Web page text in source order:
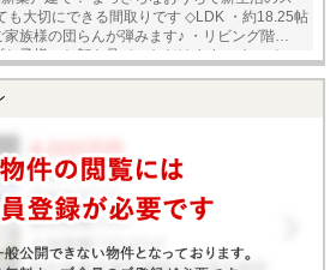
族様の団らんが弾みます♪ ・リビング階段
お子様のお顔を見ていただけます ・キッチン
でお子様を見守りながらの家事が可能です
ございますので、室内をすっきりとさせる
お子様との思い出もしっかりと保管してい